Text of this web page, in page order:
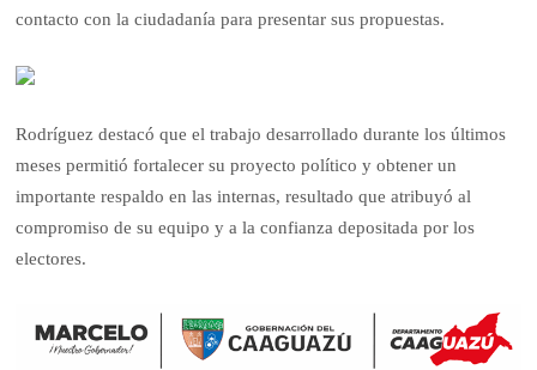
contacto con la ciudadanía para presentar sus propuestas.
Rodríguez destacó que el trabajo desarrollado durante los últimos
meses permitió fortalecer su proyecto político y obtener un
importante respaldo en las internas, resultado que atribuyó al
compromiso de su equipo y a la confianza depositada por los
electores.